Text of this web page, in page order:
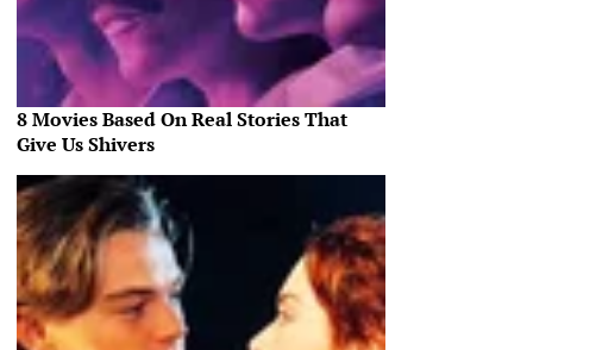
8 Movies Based On Real Stories That
Give Us Shivers